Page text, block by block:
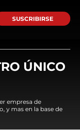
SUSCRIBIRSE
ÚNICO
empresa de
y mas en la base de